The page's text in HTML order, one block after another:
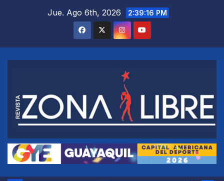
Jue. Ago 6th, 2026 2:39:17 PM